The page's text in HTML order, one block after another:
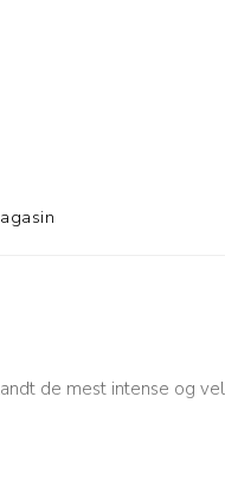
de mest intense og